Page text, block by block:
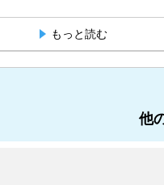
もっと読む
他